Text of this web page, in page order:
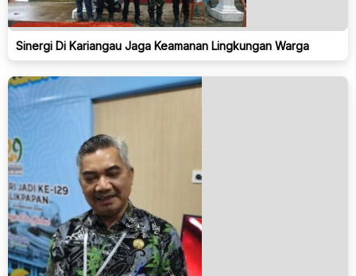
Sinergi Di Kariangau Jaga Keamanan Lingkungan Warga